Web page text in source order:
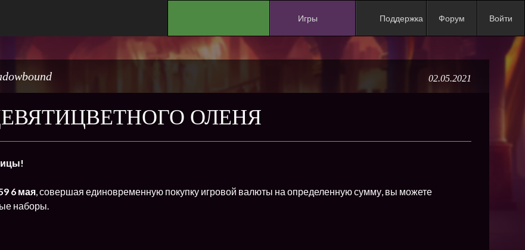
Игры
NEW
Поддержка Форум Войти
02.05.2021
ОЛЕНЯ
6 мая, совершая единовременную покупку игровой валюты на определенную сумму, вы можете
наборы.